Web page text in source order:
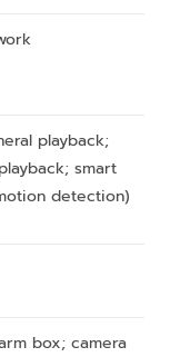
playback;
smart
detection)
box; camera